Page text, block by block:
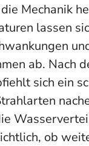
Mechanik
lassen
ab. Nach
sich ein
ob